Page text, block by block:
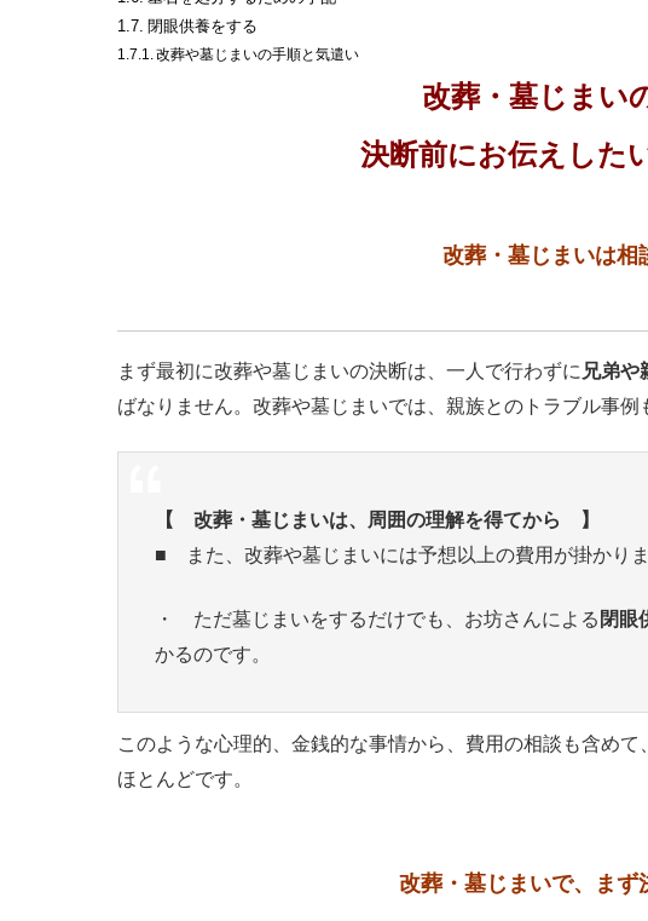
閉眼供養をする
改葬や墓じまいの手順と気遣い
改葬・墓じまい
決断前にお伝えした
改葬・墓じまいは相
まず最初に改葬や墓じまいの決断は、一人で行わずに 兄弟や
ばなりません。改葬や墓じまいでは、親族とのトラブル事例
【 改葬・墓じまいは、周囲の理解を得てから 】
■ また、改葬や墓じまいには予想以上の費用が掛かりま
・ ただ墓じまいをするだけでも、お坊さんによる 閉眼
かるのです。
このような心理的、金銭的な事情から、費用の相談も含めて、
ほとんどです。
改葬・墓じまいで、まず